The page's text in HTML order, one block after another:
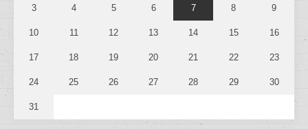
3 4 5 6 7 8 9
10 11 12 13 14 15 16
17 18 19 20 21 22 23
24 25 26 27 28 29 30
31